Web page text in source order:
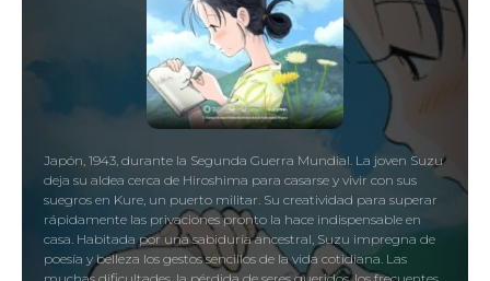
Japón, 1943, durante la Segunda Guerra Mundial. La joven Suzu
deja su aldea cerca de Hiroshima para casarse y vivir con sus
suegros en Kure, un puerto militar. Su creatividad para superar
rápidamente las privaciones pronto la hace indispensable en
casa. Habitada por una sabiduría ancestral, Suzu impregna de
poesía y belleza los gestos sencillos de la vida cotidiana. Las